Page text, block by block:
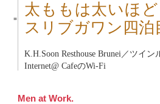
■
太ももは太いほ
スリブガワン四
K.H.Soon Resthouse Brunei ／ツイン
Internet@ CafeのWi-Fi
Men at Work.